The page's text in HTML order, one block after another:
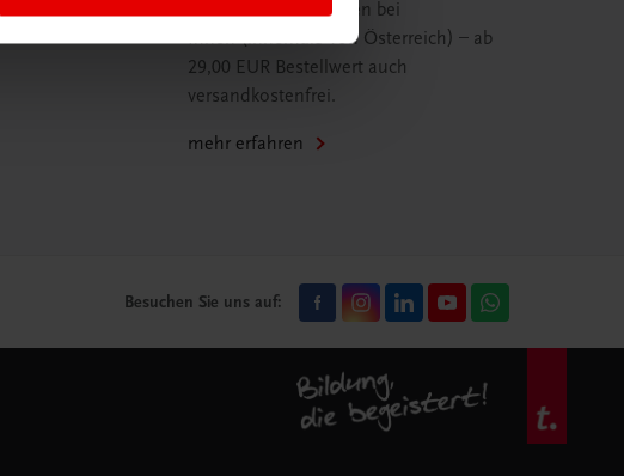
spätestens 48 Stunden bei
Ihnen (innerhalb von Österreich) – ab
29,00 EUR Bestellwert auch
versandkostenfrei.
mehr erfahren
Besuchen Sie uns auf: